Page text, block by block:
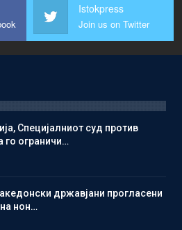
Istokpress
Join us on Twitter
Специјалниот суд против
го ограничи…
државјани прогласени
нон…